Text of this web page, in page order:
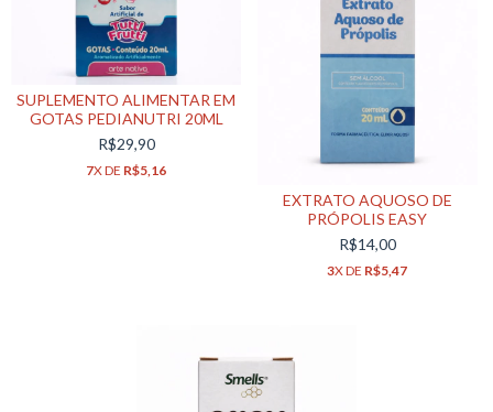
SUPLEMENTO ALIMENTAR EM
GOTAS PEDIANUTRI 20ML
R$29,90
7X DE R$5,16
EXTRATO AQUOSO DE
PRÓPOLIS EASY
R$14,00
3X DE R$5,47